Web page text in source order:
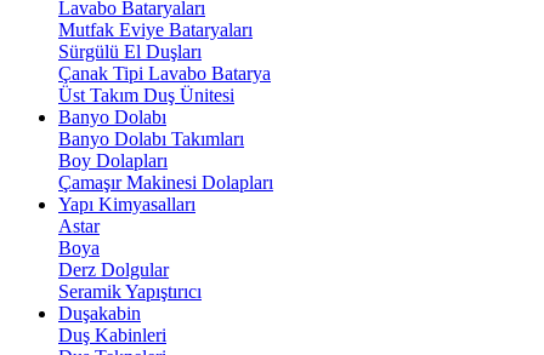
Lavabo Bataryaları
Mutfak Eviye Bataryaları
Sürgülü El Duşları
Çanak Tipi Lavabo Batarya
Üst Takım Duş Ünitesi
Banyo Dolabı
Banyo Dolabı Takımları
Boy Dolapları
Çamaşır Makinesi Dolapları
Yapı Kimyasalları
Astar
Boya
Derz Dolgular
Seramik Yapıştırıcı
Duşakabin
Duş Kabinleri